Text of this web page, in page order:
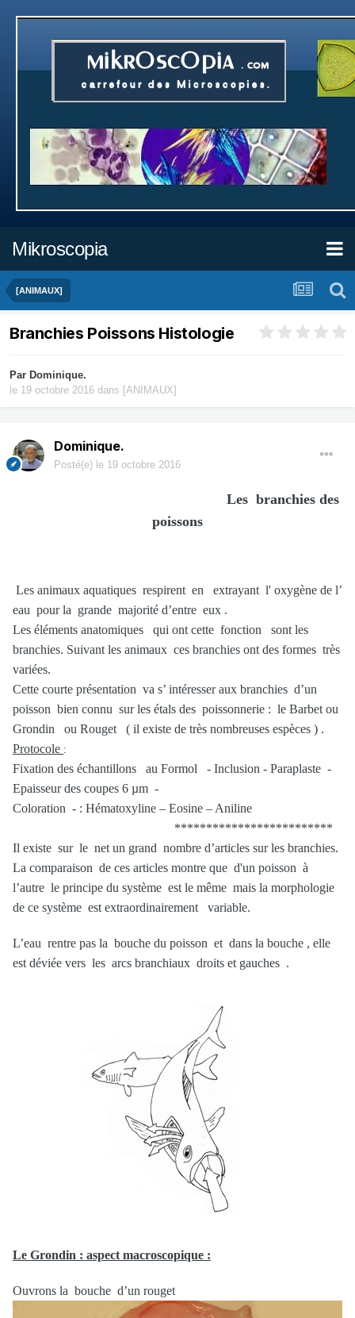
Mikroscopia
[ANIMAUX]
Branchies Poissons Histologie
Par Dominique.
le 19 octobre 2016 dans [ANIMAUX]
Dominique.
Posté(e) le 19 octobre 2016
Les branchies des
poissons
Les animaux aquatiques respirent en extrayant l' oxygène de l’
eau pour la grande majorité d’entre eux .
Les éléments anatomiques qui ont cette fonction sont les
branchies. Suivant les animaux ces branchies ont des formes très
variées.
Cette courte présentation va s’ intéresser aux branchies d’un
poisson bien connu sur les étals des poissonnerie : le Barbet ou
Grondin ou Rouget ( il existe de très nombreuses espèces ) .
Protocole :
Fixation des échantillons au Formol - Inclusion - Paraplaste -
Epaisseur des coupes 6 µm -
Coloration - : Hématoxyline – Eosine – Aniline
*************************
Il existe sur le net un grand nombre d’articles sur les branchies.
La comparaison de ces articles montre que d'un poisson à
l’autre le principe du système est le même mais la morphologie
de ce système est extraordinairement variable.
L’eau rentre pas la bouche du poisson et dans la bouche , elle
est déviée vers les arcs branchiaux droits et gauches .
Le Grondin : aspect macroscopique :
Ouvrons la bouche d’un rouget